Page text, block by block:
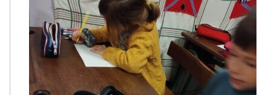
2
0
2
6
2
5